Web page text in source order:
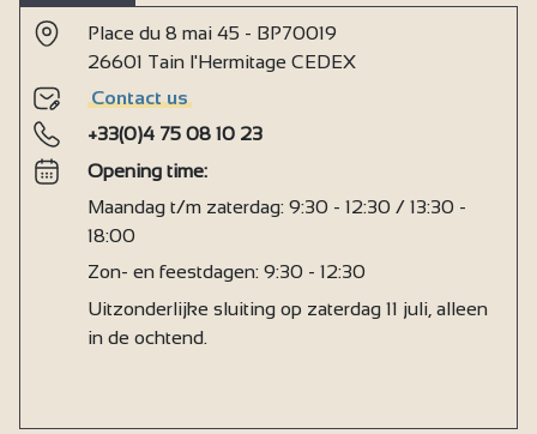
Place du 8 mai 45 - BP70019
26601 Tain l'Hermitage CEDEX
Contact us
+33(0)4 75 08 10 23
Opening time:
Maandag t/m zaterdag: 9:30 - 12:30 / 13:30 -
18:00
Zon- en feestdagen: 9:30 - 12:30
Uitzonderlijke sluiting op zaterdag 11 juli, alleen
in de ochtend.